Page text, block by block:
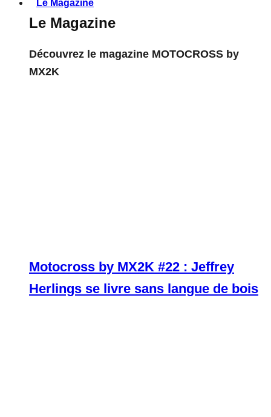
Le Magazine
Le Magazine
Découvrez le magazine MOTOCROSS by
MX2K
Motocross by MX2K #22 : Jeffrey
Herlings se livre sans langue de bois